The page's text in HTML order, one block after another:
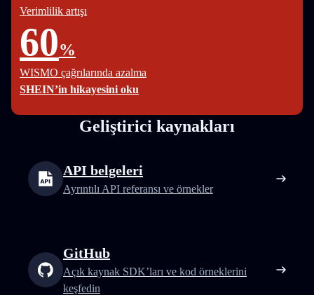
Verimlilik artışı
60%
WISMO çağrılarında azalma
SHEIN’in hikayesini oku
Geliştirici kaynakları
API belgeleri
Ayrıntılı API referansı ve örnekler
GitHub
Açık kaynak SDK’ları ve kod örneklerini
keşfedin